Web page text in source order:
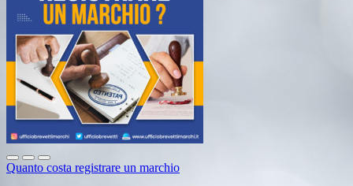
Quanto costa registrare un marchio